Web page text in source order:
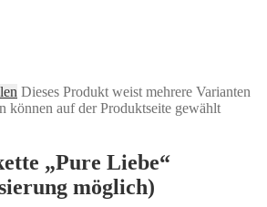
Dieses Produkt weist mehrere Varianten
können auf der Produktseite gewählt
„Pure Liebe“
möglich)